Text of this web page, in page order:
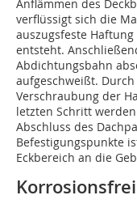
Anflämmen des
verflüssigt sich die
auszugsfeste
entsteht.
Abdichtungsbahn
aufgeschweißt.
Verschraubung der
letzten Schritt
Abschluss des
Befestigungspunkte
Eckbereich an die